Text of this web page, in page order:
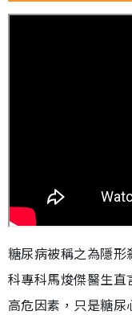
糖尿病被稱之為隱
科專科馬焌傑醫生
高危因素，只是糖